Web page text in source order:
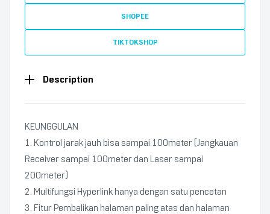
SHOPEE
TIKTOKSHOP
Description
KEUNGGULAN
1. Kontrol jarak jauh bisa sampai 100meter (Jangkauan
Receiver sampai 100meter dan Laser sampai
200meter)
2. Multifungsi Hyperlink hanya dengan satu pencetan
3. Fitur Pembalikan halaman paling atas dan halaman